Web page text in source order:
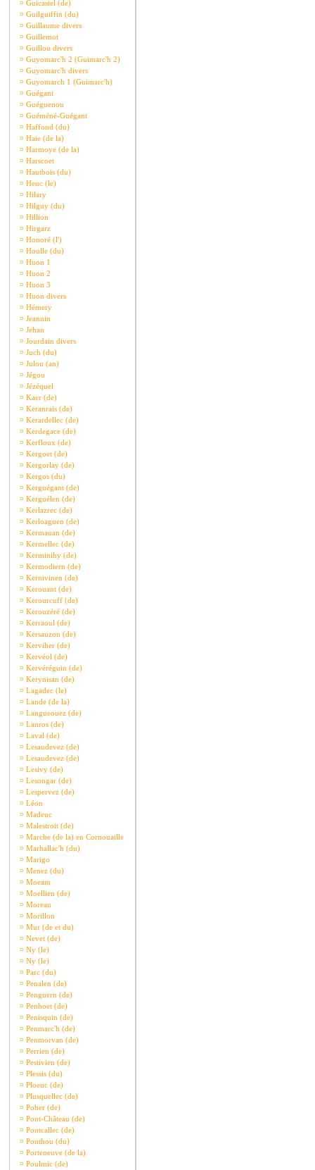
¤ Guicastel (de)
¤ Guilguiffin (du)
¤ Guillaume divers
¤ Guillemot
¤ Guillou divers
¤ Guyomarc'h 2 (Guimarc'h 2)
¤ Guyomarc'h divers
¤ Guyomarch 1 (Guimarc'h)
¤ Guégant
¤ Guéguenou
¤ Guéméné-Guégant
¤ Haffond (du)
¤ Haie (de la)
¤ Harmoye (de la)
¤ Harscoet
¤ Hautbois (du)
¤ Heuc (le)
¤ Hilary
¤ Hilguy (du)
¤ Hillion
¤ Hirgarz
¤ Honoré (l')
¤ Houlle (du)
¤ Huon 1
¤ Huon 2
¤ Huon 3
¤ Huon divers
¤ Hémery
¤ Jeannin
¤ Jehan
¤ Jourdain divers
¤ Juch (du)
¤ Julou (an)
¤ Jégou
¤ Jézéquel
¤ Kaer (de)
¤ Keranrais (de)
¤ Kerardellec (de)
¤ Kerdegace (de)
¤ Kerfloux (de)
¤ Kergoet (de)
¤ Kergorlay (de)
¤ Kergos (du)
¤ Kerguégant (de)
¤ Kerguélen (de)
¤ Kerlazrec (de)
¤ Kerloaguen (de)
¤ Kermauan (de)
¤ Kermellec (de)
¤ Kerminihy (de)
¤ Kermodiern (de)
¤ Kernivinen (de)
¤ Kerouant (de)
¤ Kerourcuff (de)
¤ Kerouzéré (de)
¤ Kerraoul (de)
¤ Kersauzon (de)
¤ Kerviher (de)
¤ Kervéol (de)
¤ Kervéréguin (de)
¤ Kerynisan (de)
¤ Lagadec (le)
¤ Lande (de la)
¤ Langueouez (de)
¤ Lanros (de)
¤ Laval (de)
¤ Lesaudevez (de)
¤ Lesaudevez (de)
¤ Lesivy (de)
¤ Lesongar (de)
¤ Lespervez (de)
¤ Léon
¤ Madeuc
¤ Malestroit (de)
¤ Marche (de la) en Cornouaille
¤ Marhallac'h (du)
¤ Marigo
¤ Menez (du)
¤ Moeam
¤ Moellien (de)
¤ Moreau
¤ Morillon
¤ Mur (de et du)
¤ Nevet (de)
¤ Ny (le)
¤ Ny (le)
¤ Parc (du)
¤ Penalen (de)
¤ Penguern (de)
¤ Penhoet (de)
¤ Penisquin (de)
¤ Penmarc'h (de)
¤ Penmorvan (de)
¤ Perrien (de)
¤ Pestivien (de)
¤ Plessis (du)
¤ Ploeuc (de)
¤ Plusquellec (de)
¤ Poher (de)
¤ Pont-Château (de)
¤ Pontcallec (de)
¤ Ponthou (du)
¤ Porteneuve (de la)
¤ Poulmic (de)